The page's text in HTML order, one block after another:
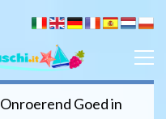
Onroerend Goedin